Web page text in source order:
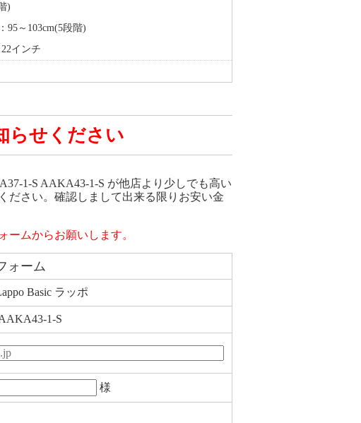
)
95～103cm(5段階)
インチ
らせください
1-S AAKA43-1-S が他店より少しでも高い
ださい。確認しまして出来る限りお安い金
ムからお願いします。
ォーム
Basic ラッポ
1-S
様